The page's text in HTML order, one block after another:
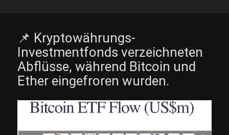
📌 Kryptowährungs-
Investmentfonds verzeichneten
Abflüsse, während Bitcoin und
Ether eingefroren wurden.